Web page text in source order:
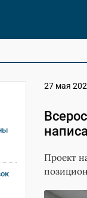
27 мая
Проект